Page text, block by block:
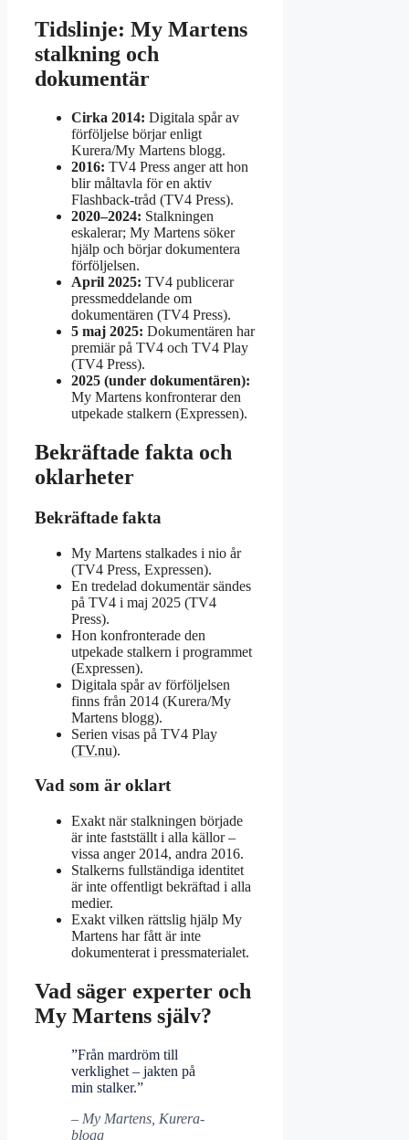
Tidslinje: My Martens
stalkning och
dokumentär
Cirka 2014: Digitala spår av
förföljelse börjar enligt
Kurera/My Martens blogg.
2016: TV4 Press anger att hon
blir måltavla för en aktiv
Flashback-tråd (TV4 Press).
2020–2024: Stalkningen
eskalerar; My Martens söker
hjälp och börjar dokumentera
förföljelsen.
April 2025: TV4 publicerar
pressmeddelande om
dokumentären (TV4 Press).
5 maj 2025: Dokumentären har
premiär på TV4 och TV4 Play
(TV4 Press).
2025 (under dokumentären):
My Martens konfronterar den
utpekade stalkern (Expressen).
Bekräftade fakta och
oklarheter
Bekräftade fakta
My Martens stalkades i nio år
(TV4 Press, Expressen).
En tredelad dokumentär sändes
på TV4 i maj 2025 (TV4
Press).
Hon konfronterade den
utpekade stalkern i programmet
(Expressen).
Digitala spår av förföljelsen
finns från 2014 (Kurera/My
Martens blogg).
Serien visas på TV4 Play
(TV.nu).
Vad som är oklart
Exakt när stalkningen började
är inte fastställt i alla källor –
vissa anger 2014, andra 2016.
Stalkerns fullständiga identitet
är inte offentligt bekräftad i alla
medier.
Exakt vilken rättslig hjälp My
Martens har fått är inte
dokumenterat i pressmaterialet.
Vad säger experter och
My Martens själv?
”Från mardröm till
verklighet – jakten på
min stalker.”
– My Martens, Kurera-
blogg